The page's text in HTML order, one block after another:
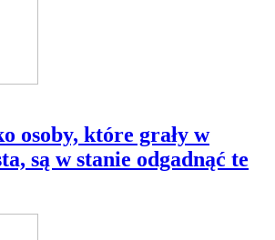
osoby, które grały w
są w stanie odgadnąć te